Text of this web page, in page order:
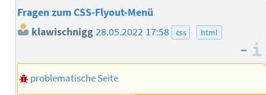
Fragen zum CSS-Flyout-Menü
klawischnigg28.05.2022 17:58 css html
–
problematische Seite